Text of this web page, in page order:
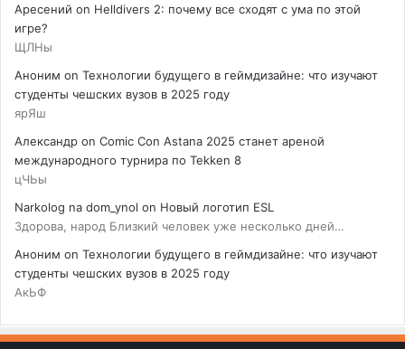
Аресений on Helldivers 2: почему все сходят с ума по этой
игре?
ЩЛНы
Аноним on Технологии будущего в геймдизайне: что изучают
студенты чешских вузов в 2025 году
ярЯш
Александр on Comic Con Astana 2025 станет ареной
международного турнира по Tekken 8
цЧЬы
Narkolog na dom_ynol on Новый логотип ESL
Здорова, народ Близкий человек уже несколько дней…
Аноним on Технологии будущего в геймдизайне: что изучают
студенты чешских вузов в 2025 году
АкЬФ